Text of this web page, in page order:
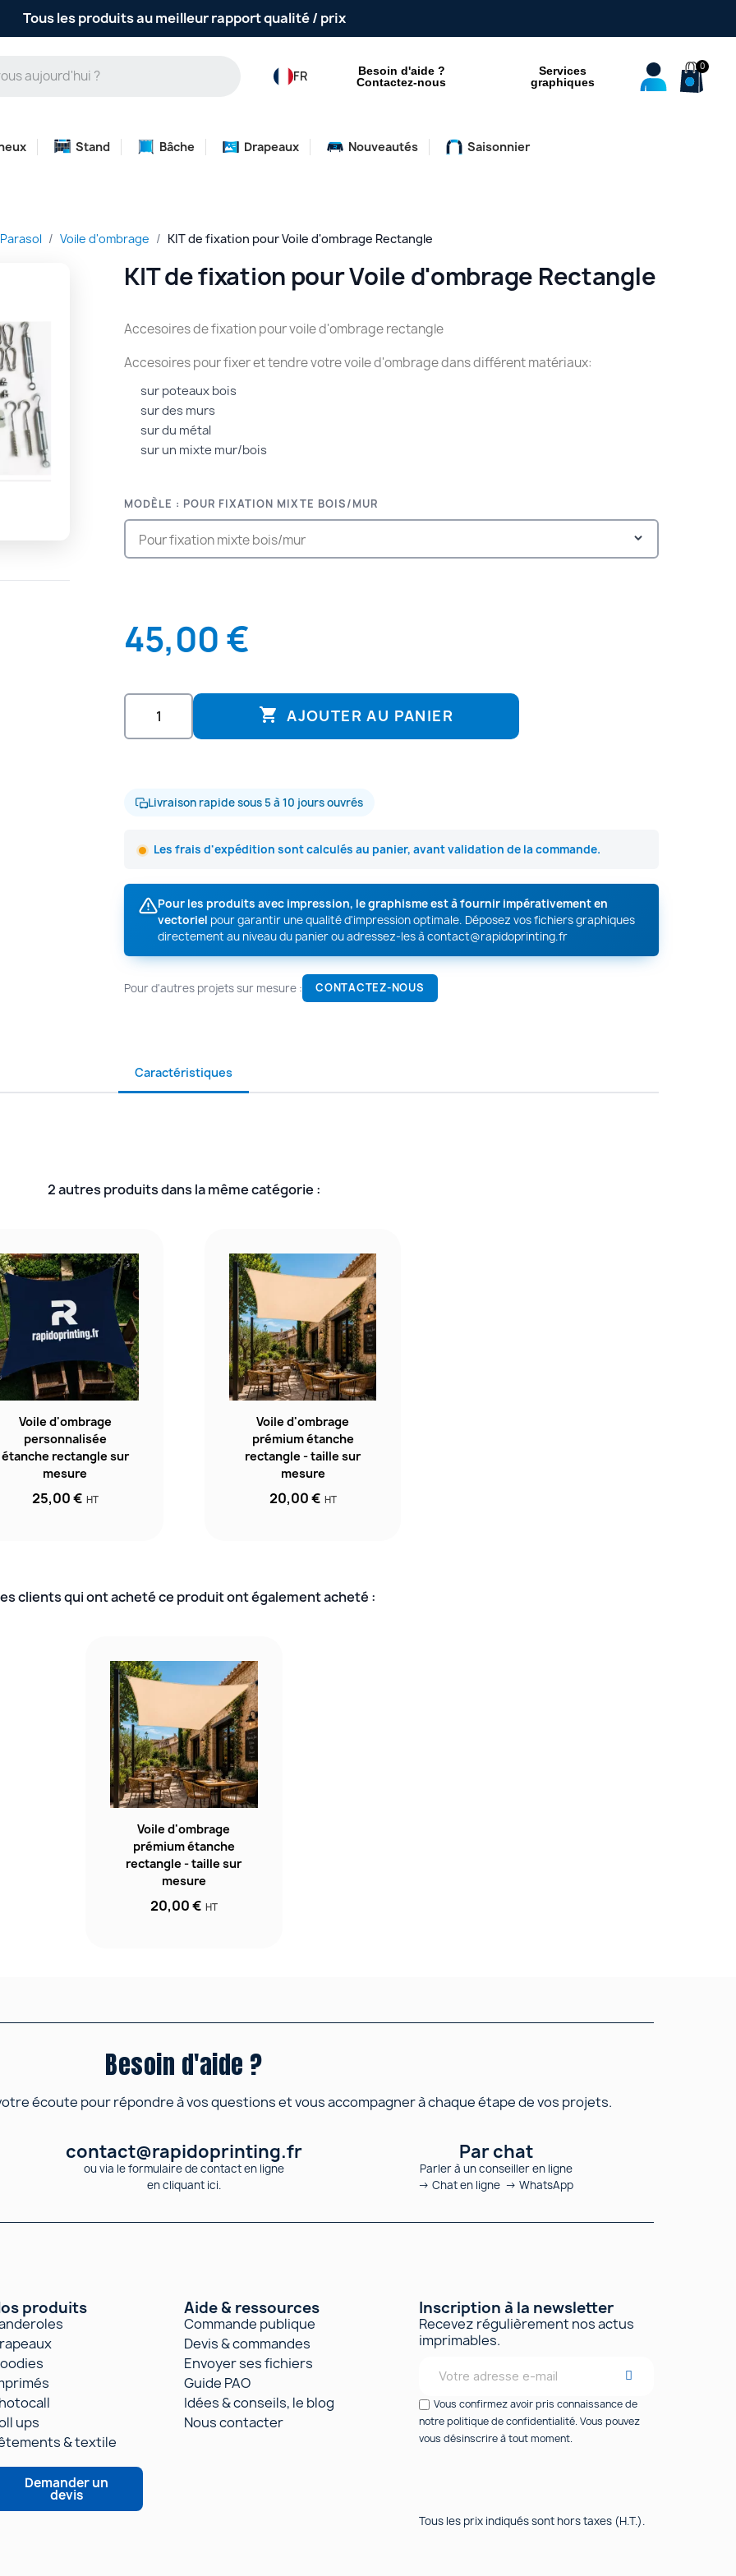
Tous les produits au meilleur rapport qualité / prix
FR
Besoin d'aide ?
Contactez-nous
Services
graphiques
Stand Bâche Drapeaux Nouveautés Saisonnier
Voile d'ombrage KIT de fixation pour Voile d'ombrage Rectangle
KIT de fixation pour Voile d'ombrage Rectangle
Accesoires de fixation pour voile d'ombrage rectangle
Accesoires pour fixer et tendre votre voile d'ombrage dans différent matériaux:
sur poteaux bois
sur des murs
sur du métal
sur un mixte mur/bois
MODÈLE : POUR FIXATION MIXTE BOIS/MUR
45,00 €
 AJOUTER AU PANIER
Livraison rapide sous 5 à 10 jours ouvrés
Les frais d'expédition sont calculés au panier, avant validation de la commande.
Pour les produits avec impression, le graphisme est à fournir impérativement en
vectoriel pour garantir une qualité d'impression optimale. Déposez vos fichiers graphiques
directement au niveau du panier ou adressez-les àcontact@rapidoprinting.fr
Pour d'autres projets sur mesure : CONTACTEZ-NOUS
Caractéristiques
2 autres produits dans la même catégorie :
Voile d'ombrage
personnalisée
étanche rectangle sur
mesure
25,00 € HT
Voile d'ombrage
prémium étanche
rectangle - taille sur
mesure
20,00 € HT
clients qui ont acheté ce produit ont également acheté :
Voile d'ombrage
prémium étanche
rectangle - taille sur
mesure
20,00 € HT
Besoin d'aide ?
écoute pour répondre à vos questions et vous accompagner à chaque étape de vos projets.
contact@rapidoprinting.fr
ou via le formulaire de contact en ligne
en cliquant ici.
Par chat
Parler à un conseiller en ligne
→ Chat en ligne → WhatsApp
produits
ups
& textile
Demander un
devis
Aide & ressources
Commande publique
Devis & commandes
Envoyer ses fichiers
Guide PAO
Idées & conseils, le blog
Nous contacter
Inscription à la newsletter
Recevez régulièrement nos actus
imprimables.
Vous confirmez avoir pris connaissance de
notre politique de confidentialité. Vous pouvez
vous désinscrire à tout moment.
Tous les prix indiqués sont hors taxes (H.T.).